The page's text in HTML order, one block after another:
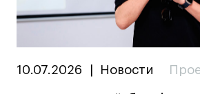
10.07.2026 Новости